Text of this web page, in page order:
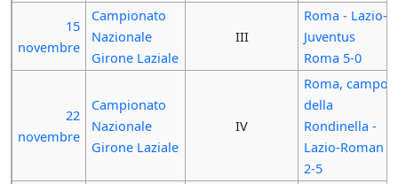
15
novembre
Campionato
Nazionale
Girone Laziale
III
Roma - Lazio-
Juventus
Roma 5-0
22
novembre
Campionato
Nazionale
Girone Laziale
IV
Roma, campo
della
Rondinella -
Lazio-Roman
2-5